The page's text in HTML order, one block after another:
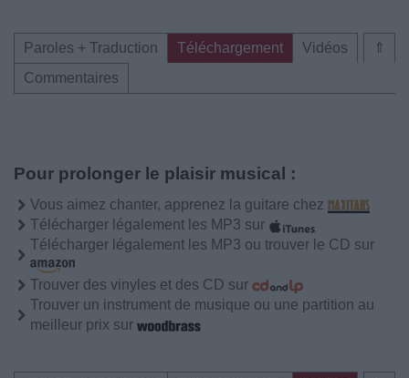
⇑
Paroles + Traduction Téléchargement
Vidéos
Commentaires
Pour prolonger le plaisir musical :
Vous aimez chanter, apprenez la guitare chez
Télécharger légalement les MP3 sur
Télécharger légalement les MP3 ou trouver le CD sur
Trouver des vinyles et des CD sur
Trouver un instrument de musique ou une partition au
meilleur prix sur